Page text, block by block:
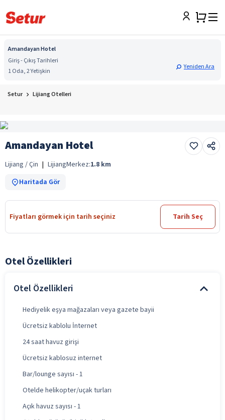
Amandayan Hotel
Giriş - Çıkış Tarihleri
1 Oda, 2 Yetişkin
Yeniden Ara
Setur Lijiang Otelleri
Amandayan Hotel
Lijiang / Çin | LijiangMerkez:1.8 km
Haritada Gör
Fiyatları görmek için tarih seçiniz Tarih Seç
Otel Özellikleri
Otel Özellikleri
Hediyelik eşya mağazaları veya gazete bayii
Ücretsiz kablolu İnternet
24 saat havuz girişi
Ücretsiz kablosuz internet
Bar/lounge sayısı - 1
Otelde helikopter/uçak turları
Açık havuz sayısı - 1